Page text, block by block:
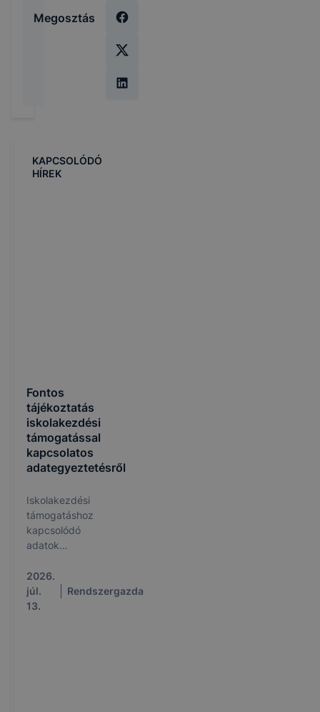
Megosztás
KAPCSOLÓDÓ
HÍREK
Fontos
tájékoztatás
iskolakezdési
támogatással
kapcsolatos
adategyeztetésről
Iskolakezdési
támogatáshoz
kapcsolódó
adatok
és igazolása a
KRÉTA
rendszerben.
2026.
júl.
13.
Rendszergazda